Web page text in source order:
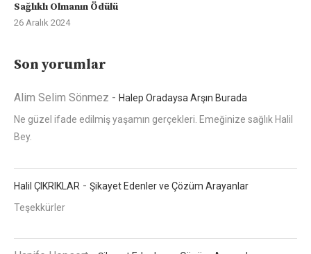
Sağlıklı Olmanın Ödülü
26 Aralık 2024
Son yorumlar
Alim Selim Sönmez - Halep Oradaysa Arşın Burada
Ne güzel ifade edilmiş yaşamın gerçekleri. Emeğinize sağlık Halil
Bey.
Halil ÇIKRIKLAR - Şikayet Edenler ve Çözüm Arayanlar
Teşekkürler